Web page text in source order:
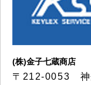
(株)金子七蔵商店
〒212-0053 神